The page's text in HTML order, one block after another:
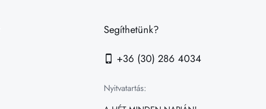
Segíthetünk?
+36 (30) 286 4034
Nyitvatartás: